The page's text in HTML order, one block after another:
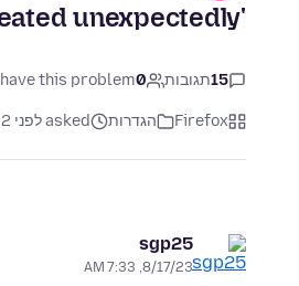
'Downloads' directory is created unexpectedly
15תגובות 0
have this problem
Firefox הגדרות asked לפני 2 שנים
sgp25
8/17/23, 7:33 AM